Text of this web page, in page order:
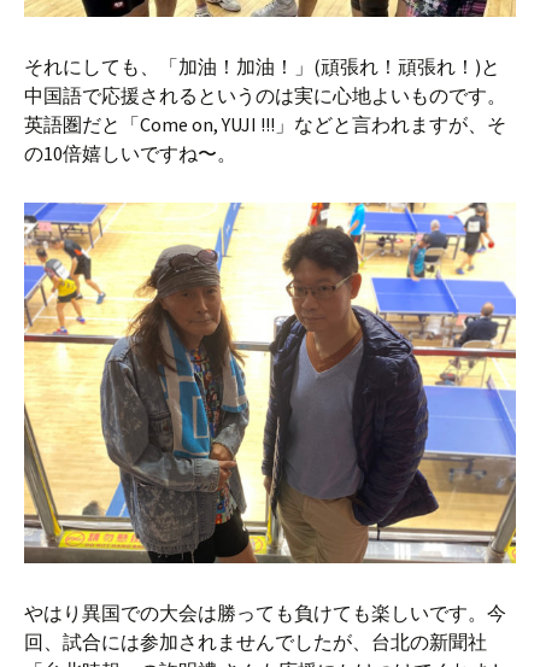
それにしても、「加油！加油！」(頑張れ！頑張れ！)と
中国語で応援されるというのは実に心地よいものです。
英語圏だと「Come on, YUJI !!!」などと言われますが、そ
の10倍嬉しいですね〜。
やはり異国での大会は勝っても負けても楽しいです。今
回、試合には参加されませんでしたが、台北の新聞社